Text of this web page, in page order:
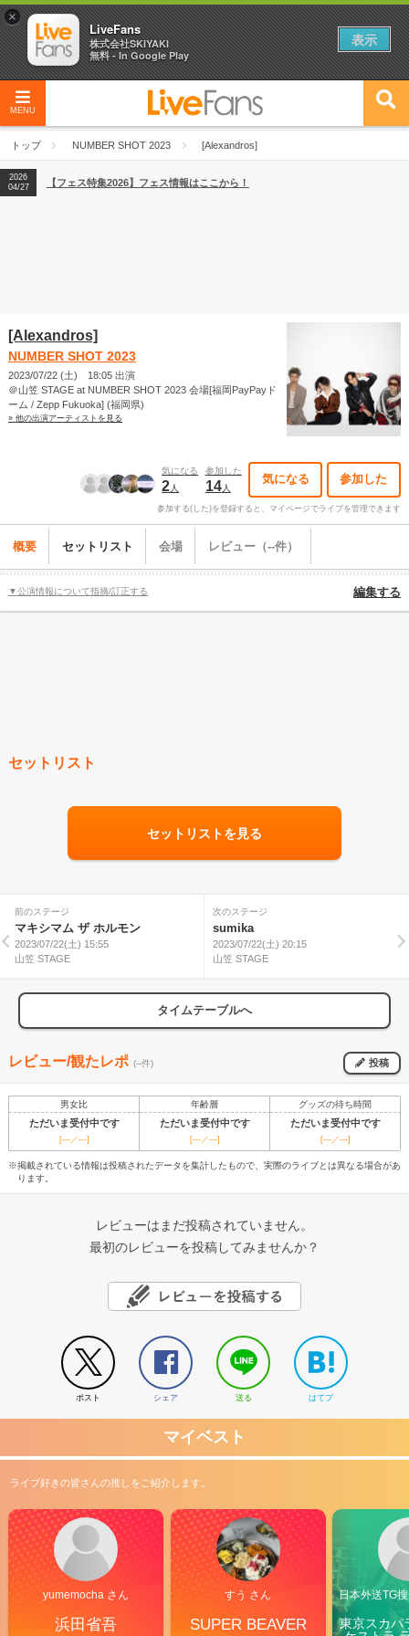
MENU
トップ NUMBER SHOT 2023 [Alexandros]
2026
04/27
2026
【ライブ動員ランキング】2026年上半期編発表！
2026
04/27
【フェス特集2026】フェス情報はここから！
[Alexandros]
NUMBER SHOT 2023
2023/07/22 (土) 18:05 出演
＠山笠 STAGE at NUMBER SHOT 2023 会場[福岡PayPayド
ーム / Zepp Fukuoka] (福岡県)
» 他の出演アーティストを見る
気になる
2人
参加した
14人
気になる 参加した
参加する(した)を登録すると、マイページでライブを管理できます
概要 セットリスト 会場 レビュー（--件）
▼公演情報について指摘/訂正する 編集する
セットリスト
セットリストを見る
前のステージ
マキシマム ザ ホルモン
2023/07/22(土) 15:55
山笠 STAGE
次のステージ
sumika
2023/07/22(土) 20:15
山笠 STAGE
タイムテーブルへ
レビュー/観たレポ (--件) 投稿
男女比 年齢層 グッズの待ち時間
ただいま受付中です ただいま受付中です ただいま受付中です
[---／---] [---／---] [---／---]
※掲載されている情報は投稿されたデータを集計したもので、実際のライブとは異なる場合があ
ります。
レビューはまだ投稿されていません。
最初のレビューを投稿してみませんか？
ポスト シェア 送る はてブ
マイベスト
ライブ好きの皆さんの推しをご紹介します。
yumemocha さん
浜田省吾
すう さん
SUPER BEAVER
日本外送TG
東京スカパ
×
LiveFans
株式会社SKIYAKI
無料 - In Google Play
表示